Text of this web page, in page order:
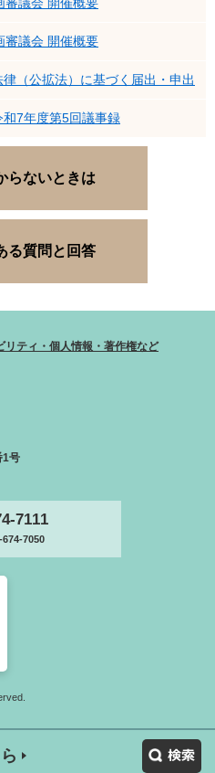
審議会 開催概要
（公拡法）に基づく届出・申出
7年度第5回議事録
らないときは
る質問と回答
リティ・個人情報・著作権など
1号
7111
7050